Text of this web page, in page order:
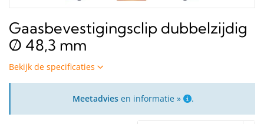
Gaasbevestigingsclip dubbelzijdig
Ø 48,3 mm
Bekijk de specificaties
Meetadviesen informatie » .